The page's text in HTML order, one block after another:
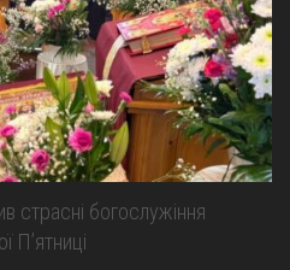
страсні богослужіння
Пʼятниці